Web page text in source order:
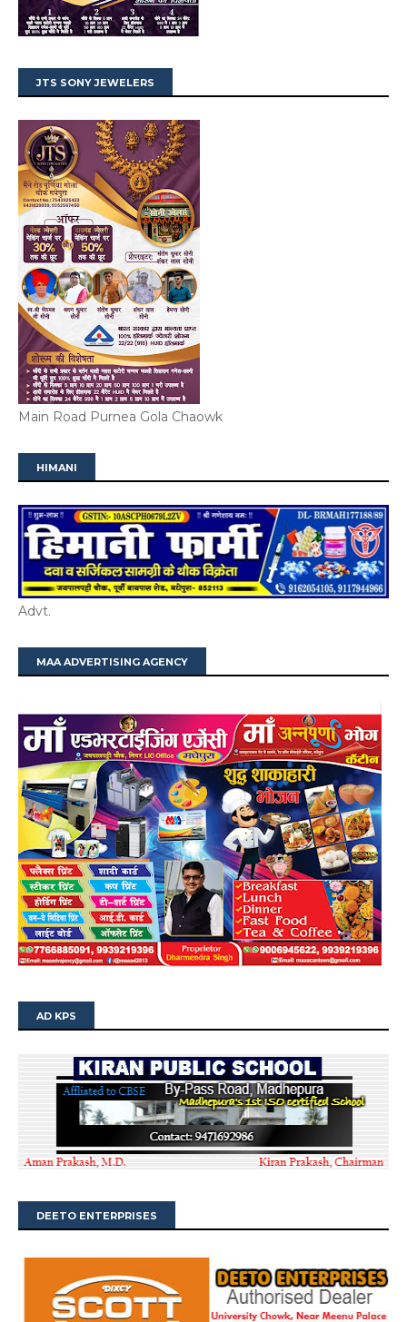
JTS SONY JEWELERS
Main Road Purnea Gola Chaowk
HIMANI
Advt.
MAA ADVERTISING AGENCY
AD KPS
DEETO ENTERPRISES